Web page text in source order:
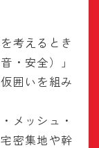
考えるとき
・安全）」
囲いを組み
メッシュ・
密集地や幹